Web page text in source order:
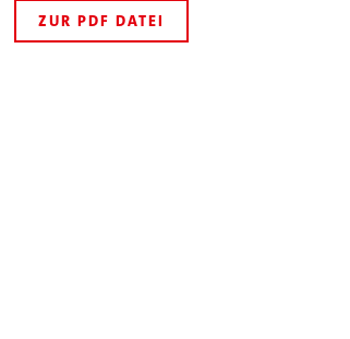
ZUR PDF DATEI